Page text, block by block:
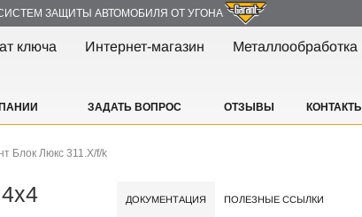
ЗАЩИТЫ АВТОМОБИЛЯ ОТ УГОНА
ключа Интернет-магазин
Металлообработка
ЗАДАТЬ ВОПРОС ОТЗЫВЫ КОНТАКТЫ
Блок Люкс 311.X/f/k
ДОКУМЕНТАЦИЯ ПОЛЕЗНЫЕ ССЫЛКИ